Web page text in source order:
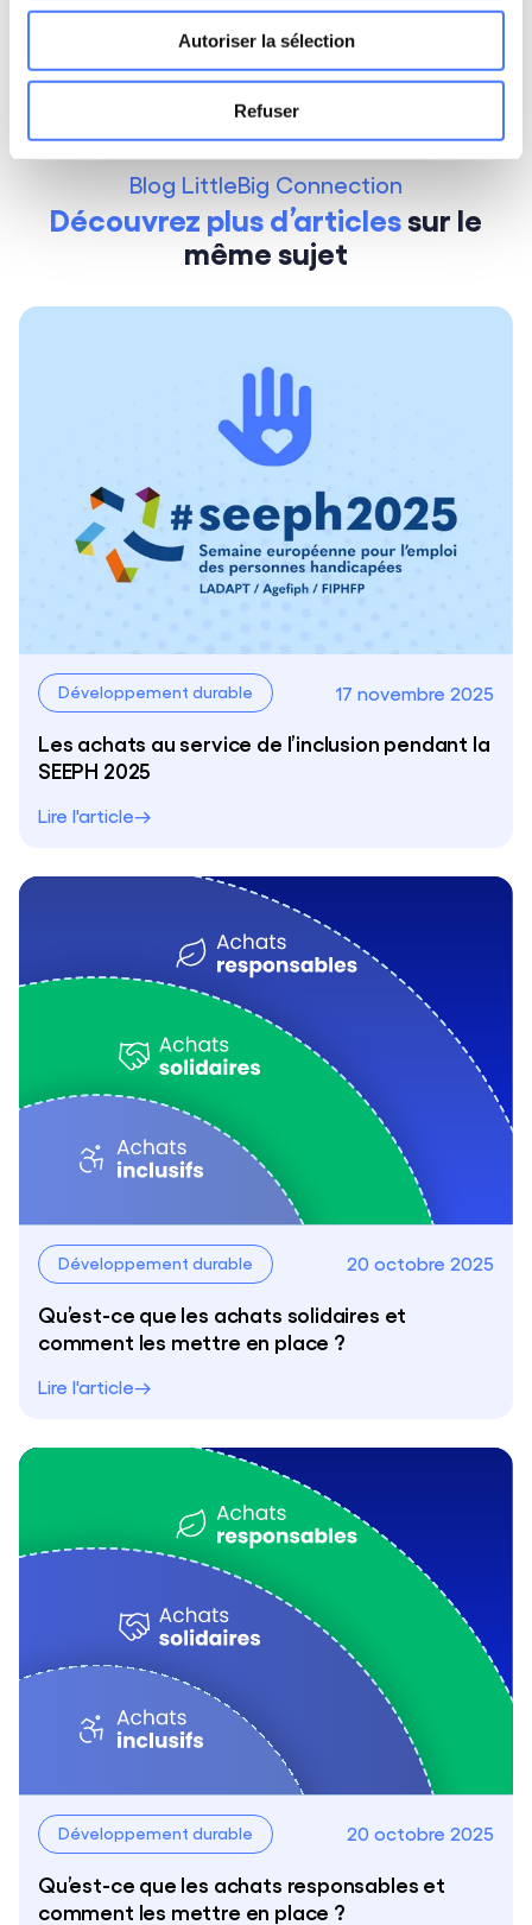
Autoriser la sélection
Refuser
, Sustainability Offer Director
Blog LittleBig Connection
Découvrez plus d’articlessur le
même sujet
Développement durable 17 novembre 2025
Les achats au service de l’inclusion pendant la
SEEPH 2025
Lire l'article
Développement durable 20 octobre 2025
Qu’est-ce que les achats solidaires et
comment les mettre en place ?
Lire l'article
Développement durable 20 octobre 2025
Qu’est-ce que les achats responsables et
comment les mettre en place ?